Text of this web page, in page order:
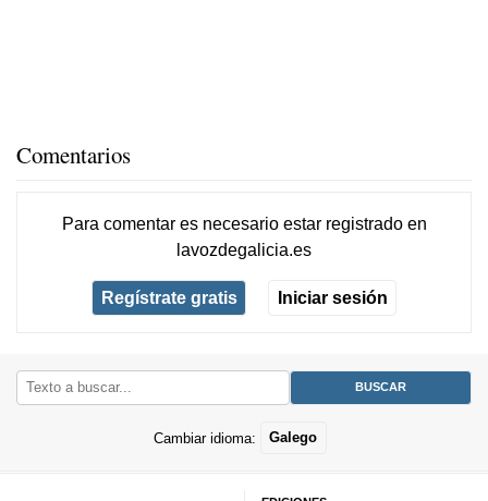
Comentarios
Para comentar es necesario estar registradoen
lavozdegalicia.es
Regístrate gratis Iniciar sesión
Cambiar idioma: Galego